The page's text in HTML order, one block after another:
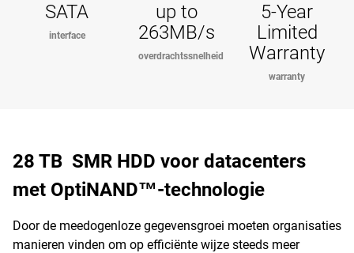
SATA
interface
up to
263MB/s
overdrachtssnelheid
5-Year
Limited
Warranty
warranty
28 TB SMR HDD voor datacenters
met OptiNAND™-technologie
Door de meedogenloze gegevensgroei moeten organisaties
manieren vinden om op efficiënte wijze steeds meer